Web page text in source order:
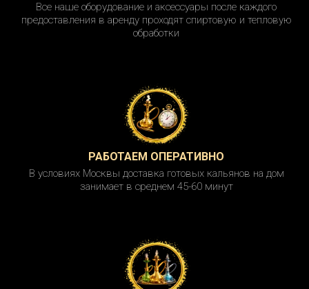
Все наше оборудование и аксессуары после каждого
предоставления в аренду проходят спиртовую и тепловую
обработки
РАБОТАЕМ ОПЕРАТИВНО
В условиях Москвы доставка готовых кальянов на дом
занимает в среднем 45-60 минут